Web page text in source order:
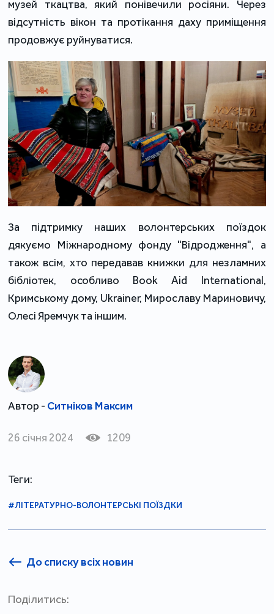
музей ткацтва, який понівечили росіяни. Через
відсутність вікон та протікання даху приміщення
продовжує руйнуватися.
За підтримку наших волонтерських поїздок
дякуємо Міжнародному фонду "Відродження", а
також всім, хто передавав книжки для незламних
бібліотек, особливо Book Aid International,
Кримському дому, Ukrainer, Мирославу Мариновичу,
Олесі Яремчук та іншим.
Автор - Ситніков Максим
26 січня 2024 1209
Теги:
#ЛІТЕРАТУРНО-ВОЛОНТЕРСЬКІ ПОЇЗДКИ
До списку всіх новин
Поділитись: